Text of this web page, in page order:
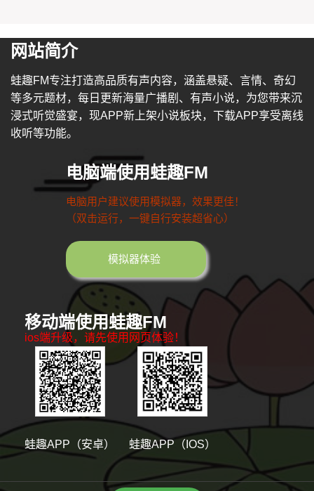
网站简介
蛙趣FM专注打造高品质有声内容，涵盖悬疑、言情、奇幻
等多元题材，每日更新海量广播剧、有声小说，为您带来沉
浸式听觉盛宴，现APP新上架小说板块，下载APP享受离线
收听等功能。
电脑端使用蛙趣FM
电脑用户建议使用模拟器，效果更佳！
（双击运行，一键自行安装超省心）
模拟器体验
移动端使用蛙趣FM
ios端升级，请先使用网页体验！
蛙趣APP（安卓） 蛙趣APP（IOS）